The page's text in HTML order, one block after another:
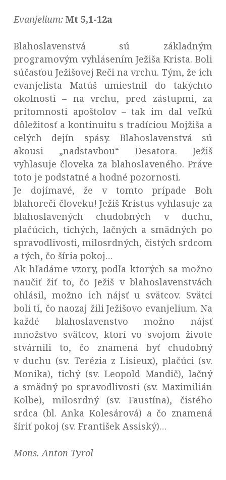
Evanjelium:Mt 5,1-12a
Blahoslavenstvá sú základným
programovým vyhlásením Ježiša Krista. Boli
súčasťou Ježišovej Reči na vrchu. Tým, že ich
evanjelista Matúš umiestnil do takýchto
okolností – na vrchu, pred zástupmi, za
prítomnosti apoštolov – tak im dal veľkú
dôležitosť a kontinuitu s tradíciou Mojžiša a
celých dejín spásy. Blahoslavenstvá sú
akousi „nadstavbou“ Desatora. Ježiš
vyhlasuje človeka za blahoslaveného. Práve
toto je podstatné a hodné pozornosti.
Je dojímavé, že v tomto prípade Boh
blahorečí človeku! Ježiš Kristus vyhlasuje za
blahoslavených chudobných v duchu,
plačúcich, tichých, lačných a smädných po
spravodlivosti, milosrdných, čistých srdcom
a tých, čo šíria pokoj…
Ak hľadáme vzory, podľa ktorých sa možno
naučiť žiť to, čo Ježiš v blahoslavenstvách
ohlásil, možno ich nájsť u svätcov. Svätci
boli tí, čo naozaj žili Ježišovo evanjelium. Na
každé blahoslavenstvo možno nájsť
množstvo svätcov, ktorí vo svojom živote
stvárnili to, čo znamená byť chudobný
v duchu (sv. Terézia z Lisieux), plačúci (sv.
Monika), tichý (sv. Leopold Mandič), lačný
a smädný po spravodlivosti (sv. Maximilián
Kolbe), milosrdný (sv. Faustína), čistého
srdca (bl. Anka Kolesárová) a čo znamená
šíriť pokoj (sv. František Assiský)…
Mons. Anton Tyrol